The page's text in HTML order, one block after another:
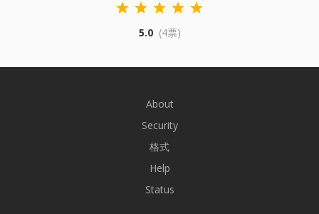
5.0 (4票)
About
Security
格式
Help
Status